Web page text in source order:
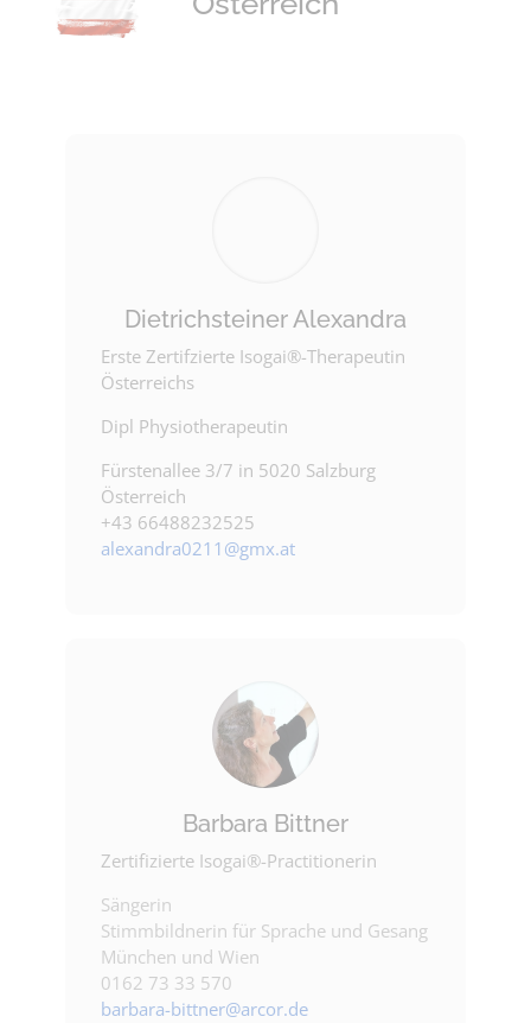
Dietrichsteiner Alexandra
Erste Zertifzierte Isogai®-Therapeutin
Österreichs
Dipl Physiotherapeutin
Fürstenallee 3/7 in 5020 Salzburg
Österreich
+43 66488232525
alexandra0211@gmx.at
Barbara Bittner
Zertifizierte Isogai®-Practitionerin
Sängerin
Stimmbildnerin für Sprache und Gesang
München und Wien
0162 73 33 570
barbara-bittner@arcor.de